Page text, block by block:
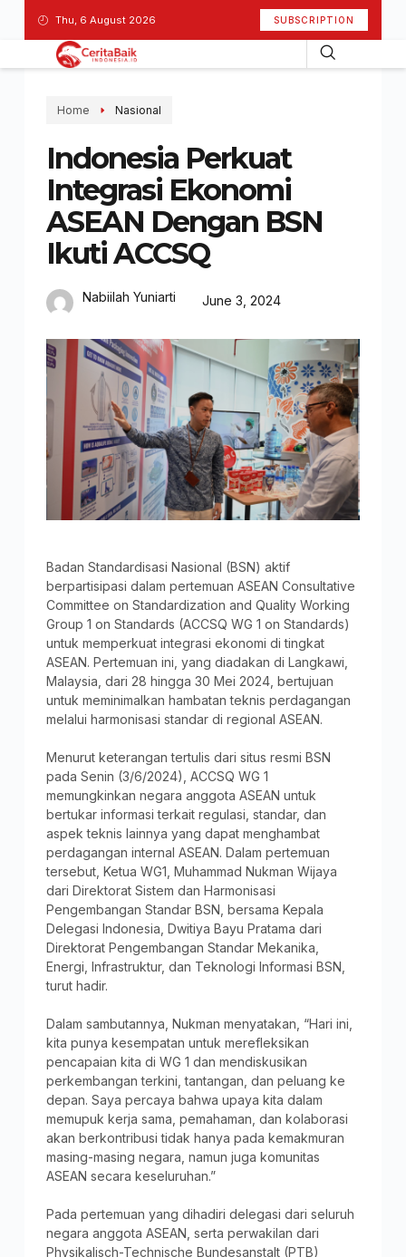
Thu, 6 August 2026 SUBSCRIPTION
Home Nasional
Indonesia Perkuat
Integrasi Ekonomi
ASEAN Dengan BSN
Ikuti ACCSQ
Nabiilah Yuniarti June 3, 2024
Badan Standardisasi Nasional (BSN) aktif
berpartisipasi dalam pertemuan ASEAN Consultative
Committee on Standardization and Quality Working
Group 1 on Standards (ACCSQ WG 1 on Standards)
untuk memperkuat integrasi ekonomi di tingkat
ASEAN. Pertemuan ini, yang diadakan di Langkawi,
Malaysia, dari 28 hingga 30 Mei 2024, bertujuan
untuk meminimalkan hambatan teknis perdagangan
melalui harmonisasi standar di regional ASEAN.
Menurut keterangan tertulis dari situs resmi BSN
pada Senin (3/6/2024), ACCSQ WG 1
memungkinkan negara anggota ASEAN untuk
bertukar informasi terkait regulasi, standar, dan
aspek teknis lainnya yang dapat menghambat
perdagangan internal ASEAN. Dalam pertemuan
tersebut, Ketua WG1, Muhammad Nukman Wijaya
dari Direktorat Sistem dan Harmonisasi
Pengembangan Standar BSN, bersama Kepala
Delegasi Indonesia, Dwitiya Bayu Pratama dari
Direktorat Pengembangan Standar Mekanika,
Energi, Infrastruktur, dan Teknologi Informasi BSN,
turut hadir.
Dalam sambutannya, Nukman menyatakan, “Hari ini,
kita punya kesempatan untuk merefleksikan
pencapaian kita di WG 1 dan mendiskusikan
perkembangan terkini, tantangan, dan peluang ke
depan. Saya percaya bahwa upaya kita dalam
memupuk kerja sama, pemahaman, dan kolaborasi
akan berkontribusi tidak hanya pada kemakmuran
masing-masing negara, namun juga komunitas
ASEAN secara keseluruhan.”
Pada pertemuan yang dihadiri delegasi dari seluruh
negara anggota ASEAN, serta perwakilan dari
Physikalisch-Technische Bundesanstalt (PTB)